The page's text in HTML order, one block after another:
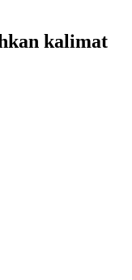
kalimat